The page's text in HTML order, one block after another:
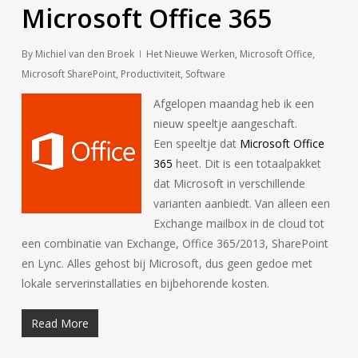
Microsoft Office 365
By Michiel van den Broek Het Nieuwe Werken, Microsoft Office,
Microsoft SharePoint, Productiviteit, Software
Afgelopen maandag heb ik een
nieuw speeltje aangeschaft.
Een speeltje dat Microsoft Office
365 heet. Dit is een totaalpakket
dat Microsoft in verschillende
varianten aanbiedt. Van alleen een
Exchange mailbox in de cloud tot
een combinatie van Exchange, Office 365/2013, SharePoint
en Lync. Alles gehost bij Microsoft, dus geen gedoe met
lokale serverinstallaties en bijbehorende kosten.
Read More